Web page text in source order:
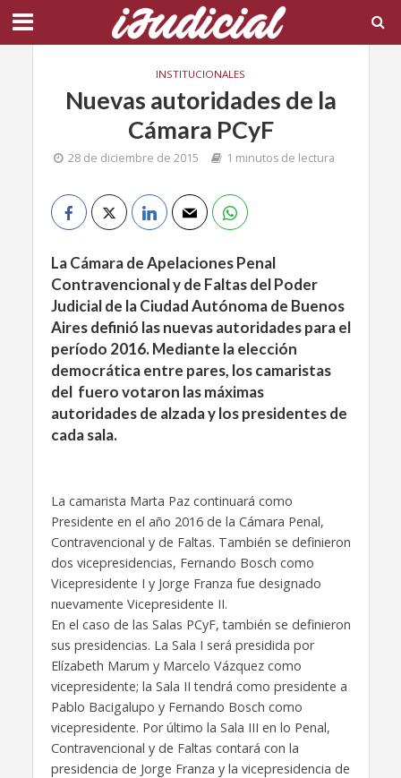
INSTITUCIONALES
Nuevas autoridades de la
Cámara PCyF
28 de diciembre de 2015 1 minutos de lectura
La Cámara de Apelaciones Penal
Contravencional y de Faltas del Poder
Judicial de la Ciudad Autónoma de Buenos
Aires definió las nuevas autoridades para el
período 2016. Mediante la elección
democrática entre pares, los camaristas
del fuero votaron las máximas
autoridades de alzada y los presidentes de
cada sala.
La camarista Marta Paz continuará como
Presidente en el año 2016 de la Cámara Penal,
Contravencional y de Faltas. También se definieron
dos vicepresidencias, Fernando Bosch como
Vicepresidente I y Jorge Franza fue designado
nuevamente Vicepresidente II.
En el caso de las Salas PCyF, también se definieron
sus presidencias. La Sala I será presidida por
Elízabeth Marum y Marcelo Vázquez como
vicepresidente; la Sala II tendrá como presidente a
Pablo Bacigalupo y Fernando Bosch como
vicepresidente. Por último la Sala III en lo Penal,
Contravencional y de Faltas contará con la
presidencia de Jorge Franza y la vicepresidencia de